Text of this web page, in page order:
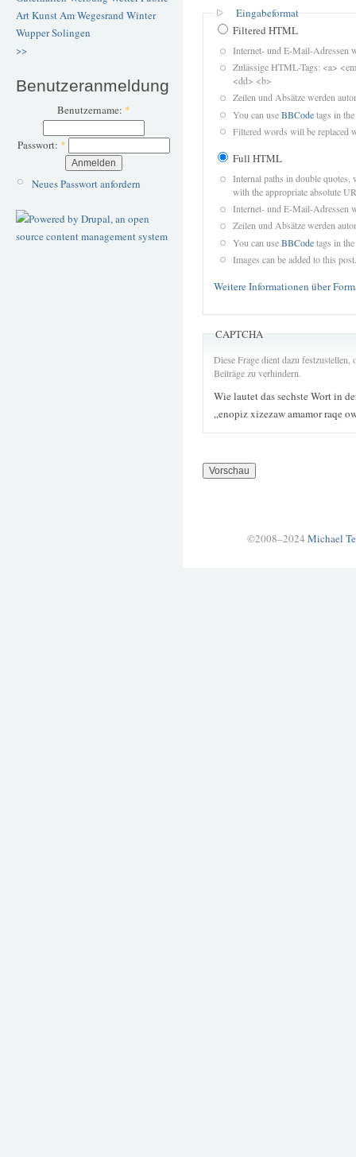
ArtKunstAm Wegesrand Winter
WupperSolingen
>>
Benutzeranmeldung
Benutzername: *
Passwort: *
Neues Passwort anfordern
Eingabeformat
Filtered HTML
Internet- und E-Mail-Adressen
Zulässige HTML-Tags: <a>
<dd> <b>
Zeilen und Absätze werden
You can useBBCodetags in
Filtered words will be replaced
Full HTML
Internal paths in double quotes,
with the appropriate absolute
Internet- und E-Mail-Adressen
Zeilen und Absätze werden
You can useBBCodetags in
Images can be added to this post.
Weitere Informationen über
CAPTCHA
Diese Frage dient dazu
Beiträge zu verhindern.
Wie lautet das sechste Wort in
„enopiz xizezaw amamor raqe
©2008–2024 Michael